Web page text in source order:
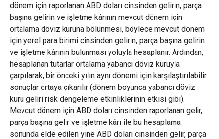
dönem için raporlanan ABD doları cinsinden gelirin, parça
başına gelirin ve işletme kârının mevcut dönem için
ortalama döviz kuruna bölünmesi, böylece mevcut dönem
için yerel para birimi cinsinden gelirin, parça başına gelirin
ve işletme kârının bulunması yoluyla hesaplanır. Ardından,
hesaplanan tutarlar ortalama yabancı döviz kuruyla
çarpılarak, bir önceki yılın aynı dönemi için karşılaştırılabilir
sonuçlar ortaya çıkarılır (dönem boyunca yabancı döviz
kuru geliri risk dengeleme etkinliklerinin etkisi gibi).
Mevcut dönem için ABD doları cinsinden raporlanan gelir,
parça başına gelir ve işletme kârı ile bu hesaplama
sonunda elde edilen yine ABD doları cinsinden gelir, parça